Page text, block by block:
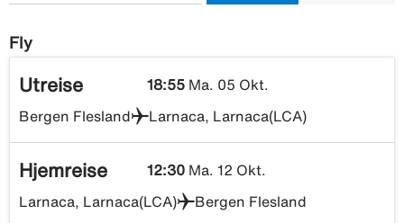
Fly
Utreise 18:55Ma. 05 Okt.
Bergen Flesland Larnaca, Larnaca(LCA)
Hjemreise 12:30Ma. 12 Okt.
Larnaca, Larnaca(LCA) Bergen Flesland